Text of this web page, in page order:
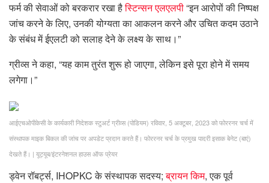
फर्म की सेवाओं को बरकरार रखा हैस्टिन्सन एलएलपी“इन आरोपों की निष्पक्ष
जांच करने के लिए, उनकी योग्यता का आकलन करने और उचित कदम उठाने
के संबंध में ईएलटी को सलाह देने के लक्ष्य के साथ।”
ग्रीव्स ने कहा, “यह काम तुरंत शुरू हो जाएगा, लेकिन इसे पूरा होने में समय
लगेगा।”
आईएचओपीकेसी के कार्यकारी निदेशक स्टुअर्ट ग्रीव्स (पोडियम) रविवार, 5 अक्टूबर, 2023 को फोररनर चर्च में
संस्थापक माइक बिकल की जांच पर अपडेट प्रदान करते हैं। फोररनर चर्च के प्रमुख पादरी इसाक बेनेट (बाएं)
देखते हैं। | यूट्यूब/इंटरनेशनल हाउस ऑफ प्रेयर
ड्वेन रॉबर्ट्स, IHOPKC के संस्थापक सदस्य;ब्रायन किम, एक पूर्व